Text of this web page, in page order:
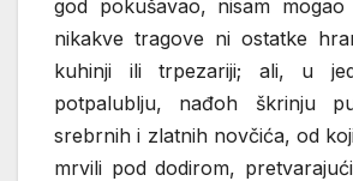
god pokušavao, nisam
nikakve tragove ni ostatke
kuhinji ili trpezariji; ali, u
potpalublju, nađoh škrinju
srebrnih i zlatnih novčića, od
mrvili pod dodirom,